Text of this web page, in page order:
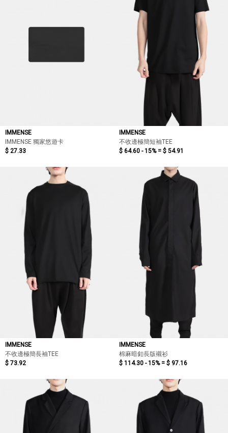
IMMENSE
IMMENSE 獨家悠遊卡
$ 27.33
IMMENSE
不收邊極簡短袖TEE
$ 64.60 - 15% = $ 54.91
IMMENSE
不收邊極簡長袖TEE
$ 73.92
IMMENSE
棉麻暗釦長版襯衫
$ 114.30 - 15% = $ 97.16